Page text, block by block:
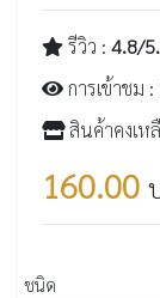
รีวิว : 4.8/
การเข้าชม :
สินค้าคงเห
160.00
ชนิด